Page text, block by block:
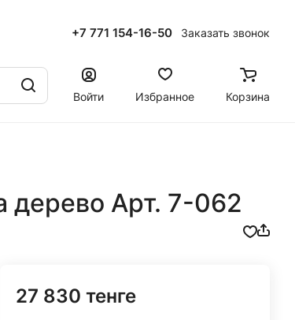
+7 771 154-16-50 Заказать звонок
Войти
Избранное Корзина
дерево Арт. 7-062
27 830 тенге